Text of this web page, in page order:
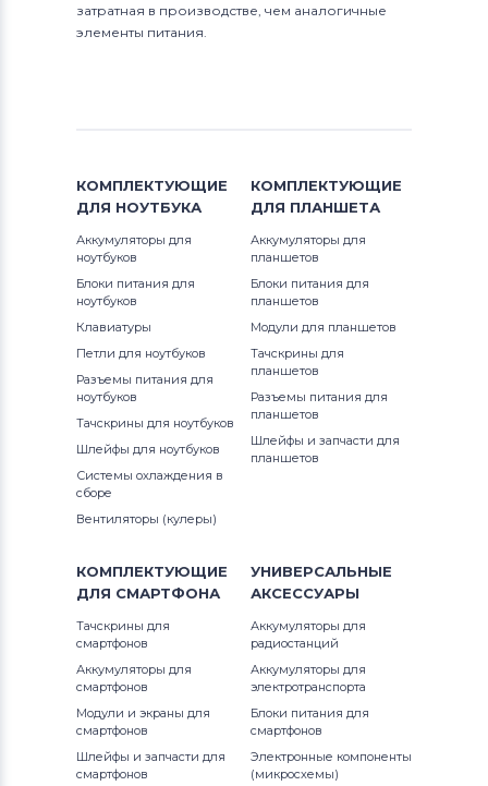
затратная в производстве, чем аналогичные
элементы питания.
КОМПЛЕКТУЮЩИЕ
ДЛЯ НОУТБУКА
Аккумуляторы для
ноутбуков
Блоки питания для
ноутбуков
Клавиатуры
Петли для ноутбуков
Разъемы питания для
ноутбуков
Тачскрины для ноутбуков
Шлейфы для ноутбуков
Системы охлаждения в
сборе
Вентиляторы (кулеры)
КОМПЛЕКТУЮЩИЕ
ДЛЯ ПЛАНШЕТА
Аккумуляторы для
планшетов
Блоки питания для
планшетов
Модули для планшетов
Тачскрины для
планшетов
Разъемы питания для
планшетов
Шлейфы и запчасти для
планшетов
КОМПЛЕКТУЮЩИЕ
ДЛЯ СМАРТФОНА
Тачскрины для
смартфонов
Аккумуляторы для
смартфонов
Модули и экраны для
смартфонов
Шлейфы и запчасти для
смартфонов
УНИВЕРСАЛЬНЫЕ
АКСЕССУАРЫ
Аккумуляторы для
радиостанций
Аккумуляторы для
электротранспорта
Блоки питания для
смартфонов
Электронные компоненты
(микросхемы)